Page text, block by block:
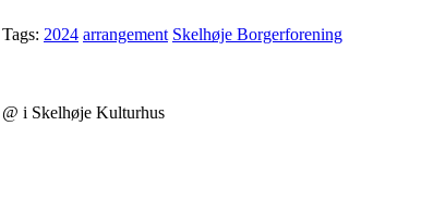
Tags: 2024 arrangement Skelhøje Borgerforening
@ i Skelhøje Kulturhus